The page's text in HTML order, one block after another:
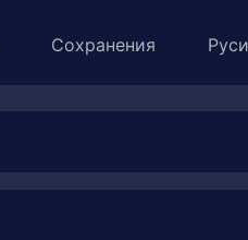
Сохранения